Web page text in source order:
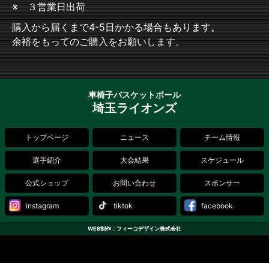
※ ３営業日出荷
購入から届くまで4-5日かかる場合もあります。
余裕をもってのご購入をお願いします。
車椅子バスケットボール
埼玉ライオンズ
トップページ ニュース チーム情報
選手紹介 大会結果 スケジュール
公式ショップ お問い合わせ スポンサー
instagram tiktok facebook
WEB制作：フィーコデザイン株式会社